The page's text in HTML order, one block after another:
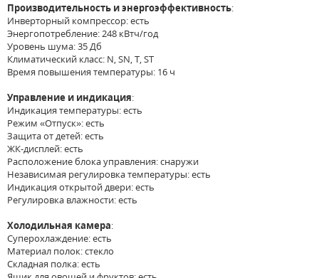
Производительность и энергоэффективность:
Инверторный компрессор: есть
Энергопотребление: 248 кВтч/год
Уровень шума: 35 Дб
Климатический класс: N, SN, T, ST
Время повышения температуры: 16 ч
Управление и индикация:
Индикация температуры: есть
Режим «Отпуск»: есть
Защита от детей: есть
ЖК-дисплей: есть
Расположение блока управления: снаружи
Независимая регулировка температуры: есть
Индикация открытой двери: есть
Регулировка влажности: есть
Холодильная камера:
Суперохлаждение: есть
Материал полок: стекло
Складная полка: есть